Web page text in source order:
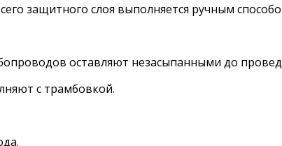
защитного слоя выполняется ручным
оставляют незасыпанными до
с трамбовкой.